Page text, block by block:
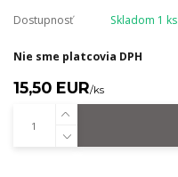
Dostupnosť Skladom 1 ks
Nie sme platcovia DPH
15,50 EUR/ks